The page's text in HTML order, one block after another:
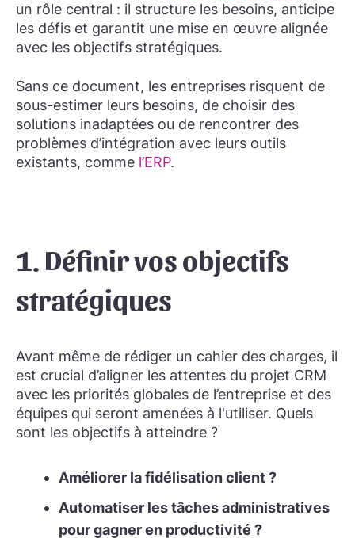
un rôle central : il structure les besoins, anticipe
les défis et garantit une mise en œuvre alignée
avec les objectifs stratégiques.
Sans ce document, les entreprises risquent de
sous-estimer leurs besoins, de choisir des
solutions inadaptées ou de rencontrer des
problèmes d’intégration avec leurs outils
existants, comme l’ERP.
1. Définir vos objectifs
stratégiques
Avant même de rédiger un cahier des charges, il
est crucial d’aligner les attentes du projet CRM
avec les priorités globales de l’entreprise et des
équipes qui seront amenées à l'utiliser. Quels
sont les objectifs à atteindre ?
Améliorer la fidélisation client ?
Automatiser les tâches administratives
pour gagner en productivité ?